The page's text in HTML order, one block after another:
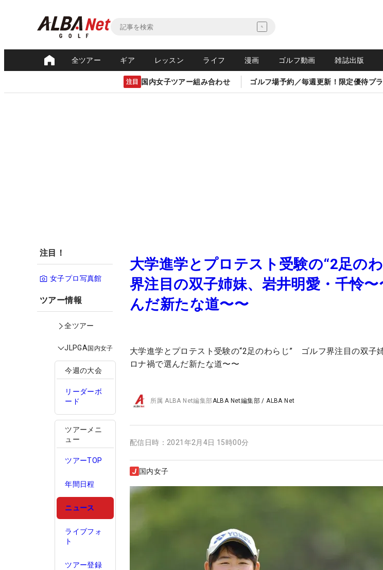
全ツアー ギア レッスン ライフ 漫画 ゴルフ動画 雑誌出版
注目 国内女子ツアー組み合わせ ゴルフ場予約／毎週更新！限定優待プ
注目！
女子プロ写真館
ツアー情報
全ツアー
JLPGA国内女子
今週の大会
リーダーボ
ード
ツアーメニ
ュー
ツアーTOP
年間日程
ニュース
ライブフォ
ト
ツアー登録
大学進学とプロテスト受験の“2足の
界注目の双子姉妹、岩井明愛・千怜
んだ新たな道〜〜
大学進学とプロテスト受験の“2足のわらじ” ゴルフ界注目の双子
ロナ禍で選んだ新たな道〜〜
所属ALBA Net編集部ALBA Net編集部 /ALBA Net
配信日時： 2021年2月4日 15時00分
国内女子